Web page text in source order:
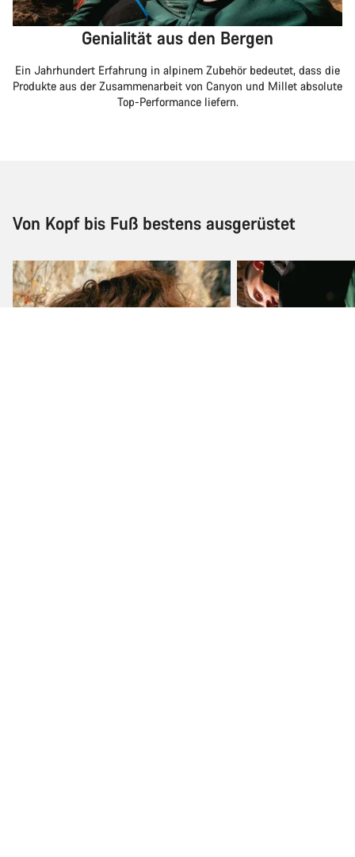
Genialität aus den Bergen
Ein Jahrhundert Erfahrung in alpinem Zubehör bedeutet, dass die
Produkte aus der Zusammenarbeit von Canyon und Millet absolute
Top-Performance liefern.
Von Kopf bis Fuß bestens ausgerüstet